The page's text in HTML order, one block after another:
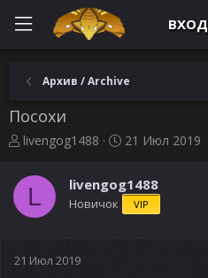
ВХОД
Архив / Archive
Посохи
А
т
о
м
livengog1488
Д
а
н
21 Июл 2019
L livengog1488
Новичок VIP
21 Июл 2019